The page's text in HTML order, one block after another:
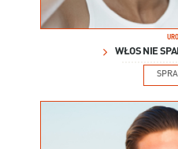
WŁOS NIE